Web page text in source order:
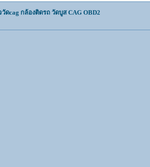
ดcag กล้องติดรถ วัดบูส CAG OBD2